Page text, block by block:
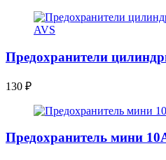
Предохранители
130 ₽
Предохранитель мини